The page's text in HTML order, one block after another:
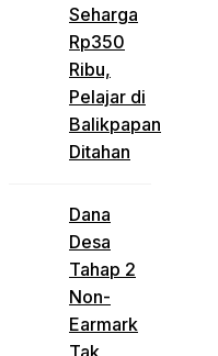
Seharga
Rp350
Ribu,
Pelajar di
Balikpapan
Ditahan
Dana
Desa
Tahap 2
Non-
Earmark